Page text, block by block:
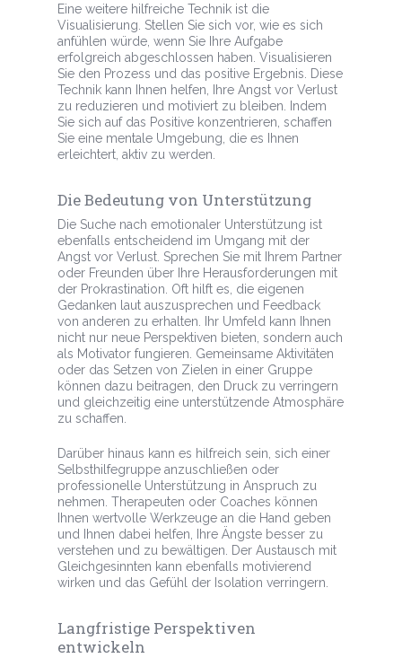
Eine weitere hilfreiche Technik ist die
Visualisierung. Stellen Sie sich vor, wie es sich
anfühlen würde, wenn Sie Ihre Aufgabe
erfolgreich abgeschlossen haben. Visualisieren
Sie den Prozess und das positive Ergebnis. Diese
Technik kann Ihnen helfen, Ihre Angst vor Verlust
zu reduzieren und motiviert zu bleiben. Indem
Sie sich auf das Positive konzentrieren, schaffen
Sie eine mentale Umgebung, die es Ihnen
erleichtert, aktiv zu werden.
Die Bedeutung von Unterstützung
Die Suche nach emotionaler Unterstützung ist
ebenfalls entscheidend im Umgang mit der
Angst vor Verlust. Sprechen Sie mit Ihrem Partner
oder Freunden über Ihre Herausforderungen mit
der Prokrastination. Oft hilft es, die eigenen
Gedanken laut auszusprechen und Feedback
von anderen zu erhalten. Ihr Umfeld kann Ihnen
nicht nur neue Perspektiven bieten, sondern auch
als Motivator fungieren. Gemeinsame Aktivitäten
oder das Setzen von Zielen in einer Gruppe
können dazu beitragen, den Druck zu verringern
und gleichzeitig eine unterstützende Atmosphäre
zu schaffen.
Darüber hinaus kann es hilfreich sein, sich einer
Selbsthilfegruppe anzuschließen oder
professionelle Unterstützung in Anspruch zu
nehmen. Therapeuten oder Coaches können
Ihnen wertvolle Werkzeuge an die Hand geben
und Ihnen dabei helfen, Ihre Ängste besser zu
verstehen und zu bewältigen. Der Austausch mit
Gleichgesinnten kann ebenfalls motivierend
wirken und das Gefühl der Isolation verringern.
Langfristige Perspektiven
entwickeln